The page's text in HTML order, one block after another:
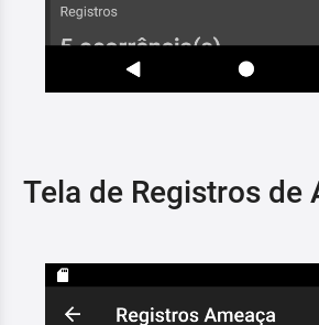
Tela de Registros de